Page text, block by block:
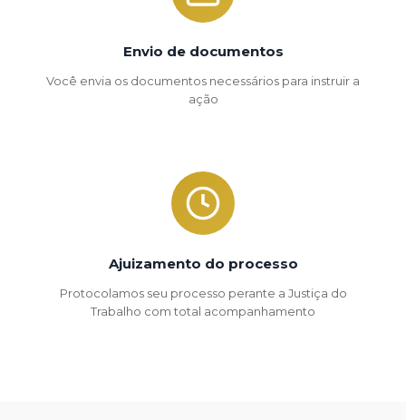
Envio de documentos
Você envia os documentos necessários para instruir a
ação
Ajuizamento do processo
Protocolamos seu processo perante a Justiça do
Trabalho com total acompanhamento